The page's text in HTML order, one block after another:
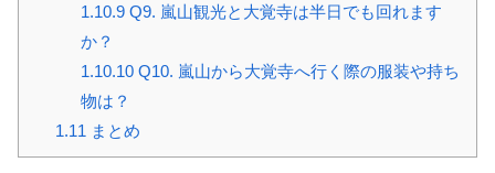
1.10.9Q9. 嵐山観光と大覚寺は半日でも回れます
か？
1.10.10Q10. 嵐山から大覚寺へ行く際の服装や持ち
物は？
1.11 まとめ